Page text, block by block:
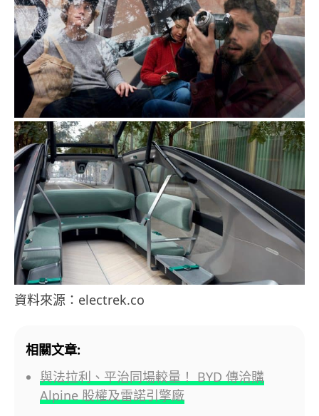
資料來源：electrek.co
相關文章:
與法拉利、平治同場較量！ BYD 傳洽購
Alpine 股權及雷諾引擎廠